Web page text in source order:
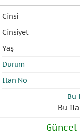
Cinsi
Cinsiyet
Yaş
Durum
İlan No
Bu
Bu
Güncel